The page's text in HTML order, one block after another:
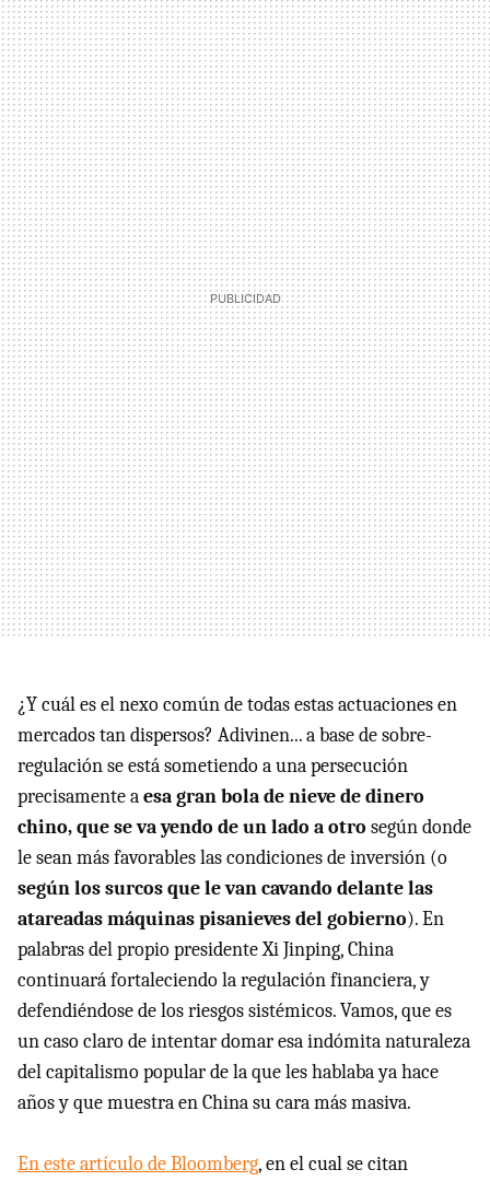
¿Y cuál es el nexo común de todas estas actuaciones en
mercados tan dispersos? Adivinen... a base de sobre-
regulación se está sometiendo a una persecución
precisamente aesa gran bola de nieve de dinero
chino, que se va yendo de un lado a otro según donde
le sean más favorables las condiciones de inversión (o
según los surcos que le van cavando delante las
atareadas máquinas pisanieves del gobierno). En
palabras del propio presidente Xi Jinping, China
continuará fortaleciendo la regulación financiera, y
defendiéndose de los riesgos sistémicos. Vamos, que es
un caso claro de intentar domar esa indómita naturaleza
del capitalismo popular de la que les hablaba ya hace
años y que muestra en China su cara más masiva.
En este artículo de Bloomberg, en el cual se citan